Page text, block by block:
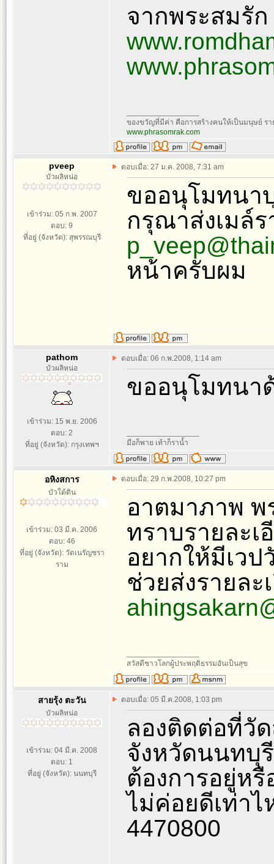
จากพระสมรั
ของขวัญที่มีค่า คือการสร้างคนให้เป็นมนุษย์ ร
www.phrasomrak.com
pveep
บัวผลิหน่อ
เข้าร่วม: 05 ก.พ. 2007
ตอบ: 9
ที่อยู่ (จังหวัด): สุพรรณบุรี
ตอบเมื่อ: 27 ม.ค. 2008, 7:31 am
ขออนุโมทนา
กรุณาส่งเมล์ร
หน้าครับผม
pathom
บัวผลิหน่อ
เข้าร่วม: 15 พ.ย. 2006
ตอบ: 2
ที่อยู่ (จังหวัด): กรุงเทพฯ
ตอบเมื่อ: 06 ก.พ.2008, 1:14 am
ขออนุโมทนา
มือก็พาย เท้าก็ราน้ำ
อหิงสการ
บัวใต้ดิน
เข้าร่วม: 03 มี.ค. 2006
ตอบ: 46
ที่อยู่ (จังหวัด): วัดเนรัญชรา
ราม
ตอบเมื่อ: 29 ก.พ.2008, 10:27 pm
อาตมาภาพ พ
ทราบรายละเ
อยากให้มีเว
ช่วยส่งรายละ
สวัสดีชาวโลกผู้ประพฤติธรรมอันเป็นสุข
สายรุ้ง ตะวัน
บัวผลิหน่อ
เข้าร่วม: 04 มี.ค. 2008
ตอบ: 1
ที่อยู่ (จังหวัด): นนทบุรี
ตอบเมื่อ: 05 มี.ค.2008, 1:03 pm
ลองติดต่อที่วั
จังหวัดนนทบุ
ต้องการอยู่ห
ไม่ค่อยดีเท่าไ
4470800